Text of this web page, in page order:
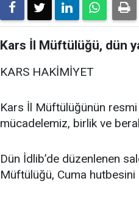
Kars İl Müftülüğü, dün
KARS HAKİMİYET
Kars İl Müftülüğünün
mücadelemiz, birlik ve
Dün İdlib’de düzenlenen
Müftülüğü, Cuma hutbesini